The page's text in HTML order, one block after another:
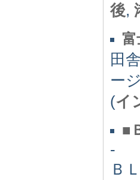
後,
富
田
ージ
(イ
■
-
Ｂ